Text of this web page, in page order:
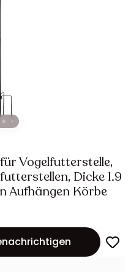
Vogelfutterstelle,
Dicke 1.9
Aufhängen Körbe